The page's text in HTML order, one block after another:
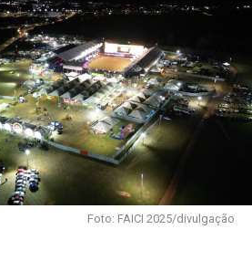
Foto: FAICI 2025/divulgação